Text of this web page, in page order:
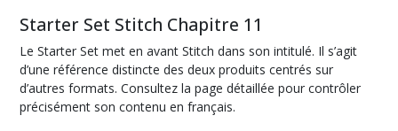
Starter Set Stitch Chapitre 11
Le Starter Set met en avant Stitch dans son intitulé. Il s’agit
d’une référence distincte des deux produits centrés sur
d’autres formats. Consultez la page détaillée pour contrôler
précisément son contenu en français.